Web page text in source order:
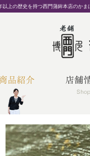
以上の歴史を持つ西門蒲鉾本店のか